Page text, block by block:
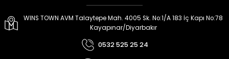
WINS TOWN AVM Talaytepe Mah. 4005 Sk. No:1/A 183 İç Kapı No:78
Kayapınar/Diyarbakır
0532 525 25 24